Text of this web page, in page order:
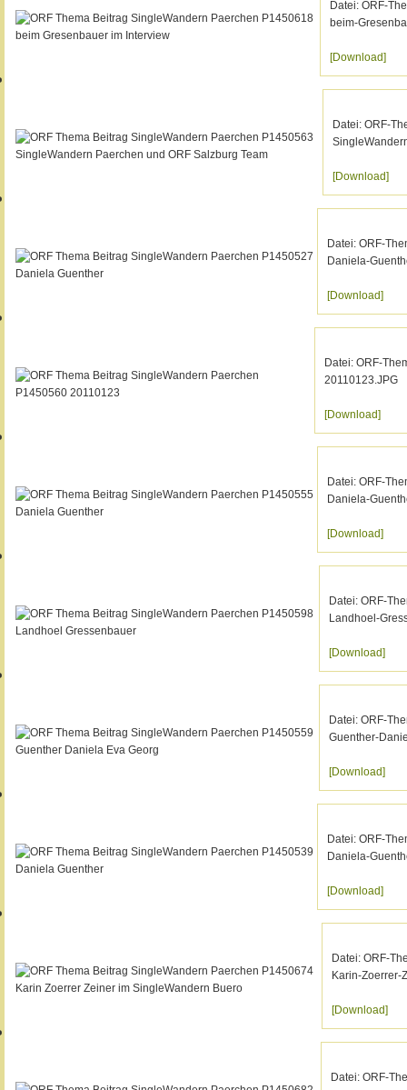
Datei: ORF-
beim-
[Download]
Datei: ORF-
[Download]
Datei: ORF-
Daniela-
[Download]
Datei: ORF-
20110123.JPG
[Download]
Datei: ORF-
Daniela-
[Download]
Datei: ORF-
Landhoel-
[Download]
Datei: ORF-
Guenther-
[Download]
Datei: ORF-
Daniela-
[Download]
Datei: ORF-
Karin-Zoerrer-
[Download]
Datei: ORF-